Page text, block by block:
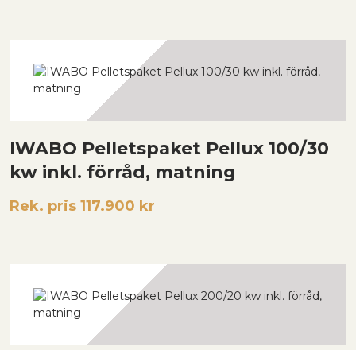
IWABO Pelletspaket Pellux 100/30
kw inkl. förråd, matning
Rek. pris 117.900 kr